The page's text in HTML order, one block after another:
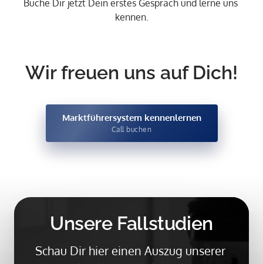
Buche Dir jetzt Dein erstes Gespräch und lerne uns
kennen.
Wir freuen uns auf Dich!
Marktführersystem kennenlernen
Call buchen
Unsere Fallstudien
Schau Dir hier einen Auszug unserer